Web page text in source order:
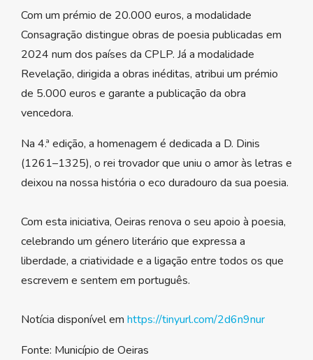
Com um prémio de 20.000 euros, a modalidade
Consagração distingue obras de poesia publicadas em
2024 num dos países da CPLP. Já a modalidade
Revelação, dirigida a obras inéditas, atribui um prémio
de 5.000 euros e garante a publicação da obra
vencedora.⁠
Na 4.ª edição, a homenagem é dedicada a D. Dinis
(1261–1325), o rei trovador que uniu o amor às letras e
deixou na nossa história o eco duradouro da sua poesia.⁠
Com esta iniciativa, Oeiras renova o seu apoio à poesia,
celebrando um género literário que expressa a
liberdade, a criatividade e a ligação entre todos os que
escrevem e sentem em português.⁠
Notícia disponível em https://tinyurl.com/2d6n9nur
Fonte: Município de Oeiras